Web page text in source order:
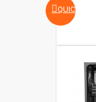
QUICKVIEW